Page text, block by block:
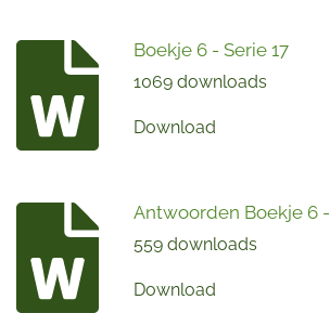
Boekje 6 - Serie 17
1069 downloads
Download
Antwoorden Boekje 6 -
559 downloads
Download